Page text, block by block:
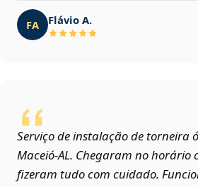
FA Flávio A.
Serviço de instalação de torneira
Maceió‑AL. Chegaram no horário
fizeram tudo com cuidado.